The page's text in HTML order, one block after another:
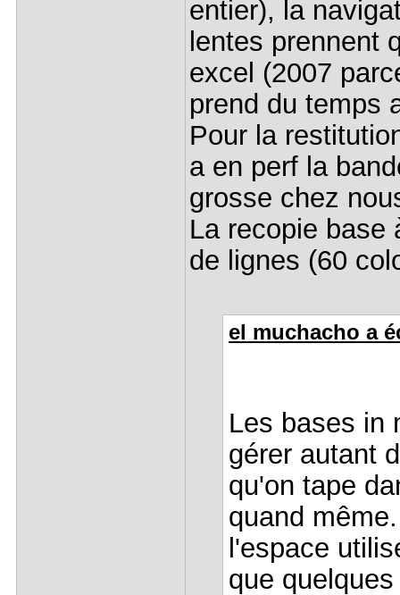
entier), la
lentes prennent
excel (2007
prend du temps
Pour la
a en perf la
grosse chez
La recopie base
de lignes (60
el muchacho a
Les bases in
gérer autant
qu'on tape
quand
l'espace
que